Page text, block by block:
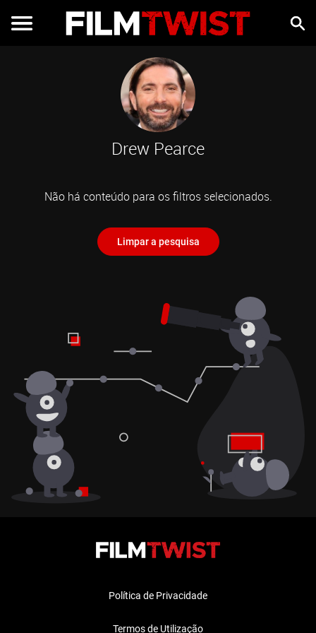
Drew Pearce
Não há conteúdo para os filtros selecionados.
Limpar a pesquisa
Política de Privacidade
Termos de Utilização